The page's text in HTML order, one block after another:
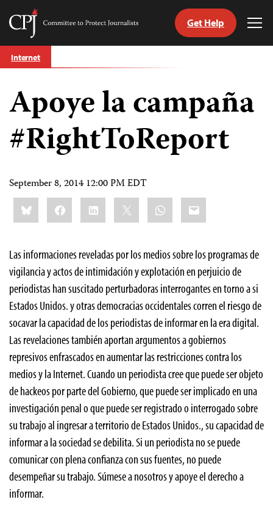
Skip
to
Committee
Journalists
Get Help
Internet
Apoye la campaña
#RightToReport
September 8, 2014 12:00 PM EDT
Share
this:BlueskyFacebookLinkedIn WhatsApp
Email
Las informaciones reveladas por los medios sobre los programas de
vigilancia y actos de intimidación y explotación en perjuicio de
periodistas han suscitado perturbadoras interrogantes en torno a si
Estados Unidos. y otras democracias occidentales corren el riesgo de
socavar la capacidad de los periodistas de informar en la era digital.
Las revelaciones también aportan argumentos a gobiernos
represivos enfrascados en aumentar las restricciones contra los
medios y la Internet. Cuando un periodista cree que puede ser objeto
de hackeos por parte del Gobierno, que puede ser implicado en una
investigación penal o que puede ser registrado o interrogado sobre
su trabajo al ingresar a territorio de Estados Unidos., su capacidad de
informar a la sociedad se debilita. Si un periodista no se puede
comunicar con plena confianza con sus fuentes, no puede
desempeñar su trabajo. Súmese a nosotros y apoye el derecho a
informar.